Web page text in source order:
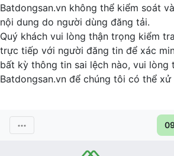
Batdongsan.vn không thể kiểm soát
nội dung do người dùng đăng tải.
Quý khách vui lòng thận trọng kiểm
trực tiếp với người đăng tin để xác
bất kỳ thông tin sai lệch nào, vui lòng
Batdongsan.vn để chúng tôi có thể